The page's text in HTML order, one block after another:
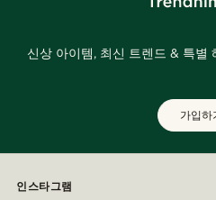
신상 아이템, 최신 트렌드 & 특별
가입하
인스타그램